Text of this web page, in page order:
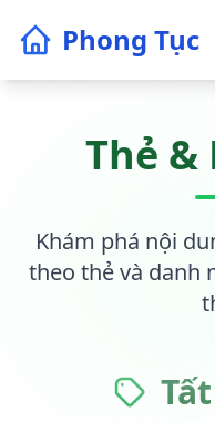
Phong Tục
Thẻ &
Khám phá nội
theo thẻ và danh